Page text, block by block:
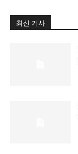
최신 기사